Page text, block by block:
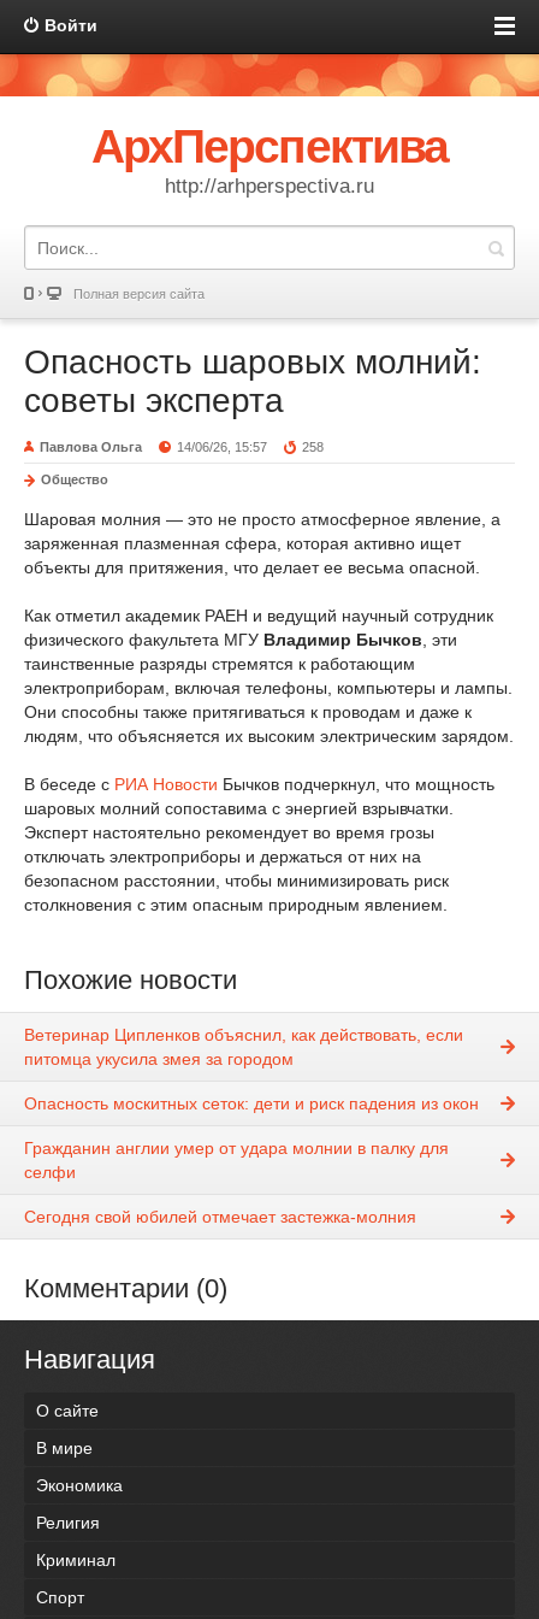
Войти
АрхПерспектива
http://arhperspectiva.ru
Полная версия сайта
Опасность шаровых молний:
советы эксперта
Павлова Ольга 14/06/26, 15:57 258
Общество
Шаровая молния — это не просто атмосферное явление, а
заряженная плазменная сфера, которая активно ищет
объекты для притяжения, что делает ее весьма опасной.
Как отметил академик РАЕН и ведущий научный сотрудник
физического факультета МГУ Владимир Бычков , эти
таинственные разряды стремятся к работающим
электроприборам, включая телефоны, компьютеры и лампы.
Они способны также притягиваться к проводам и даже к
людям, что объясняется их высоким электрическим зарядом.
В беседе с РИА Новости Бычков подчеркнул, что мощность
шаровых молний сопоставима с энергией взрывчатки.
Эксперт настоятельно рекомендует во время грозы
отключать электроприборы и держаться от них на
безопасном расстоянии, чтобы минимизировать риск
столкновения с этим опасным природным явлением.
Похожие новости
Ветеринар Ципленков объяснил, как действовать, если
питомца укусила змея за городом
Опасность москитных сеток: дети и риск падения из окон
Гражданин англии умер от удара молнии в палку для
селфи
Сегодня свой юбилей отмечает застежка-молния
Комментарии (0)
Навигация
О сайте
В мире
Экономика
Религия
Криминал
Спорт